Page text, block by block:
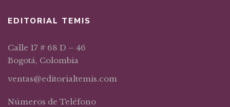
EDITORIAL TEMIS
Calle 17 # 68 D – 46
Bogotá, Colombia
ventas@editorialtemis.com
Números de Teléfono